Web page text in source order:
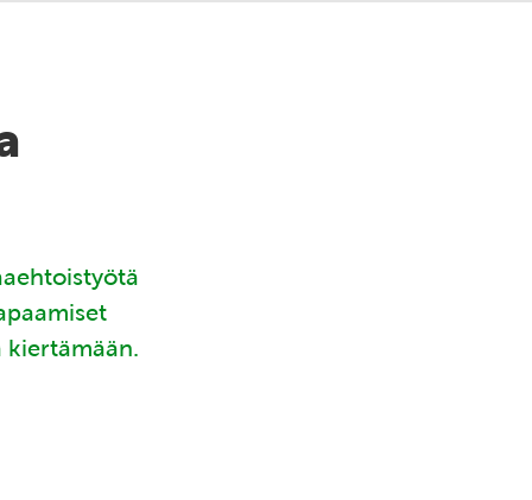
kiertämään.